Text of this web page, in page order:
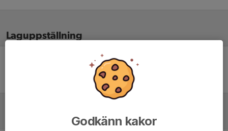
Laguppställning
Ingen uppställning ifylld
Godkänn kakor